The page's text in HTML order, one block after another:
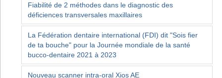
Fiabilité de 2 méthodes dans le diagnostic des
déficiences transversales maxillaires
La Fédération dentaire international (FDI) dit "Sois fier
de ta bouche" pour la Journée mondiale de la santé
bucco-dentaire 2021 à 2023
Nouveau scanner intra-oral Xios AE